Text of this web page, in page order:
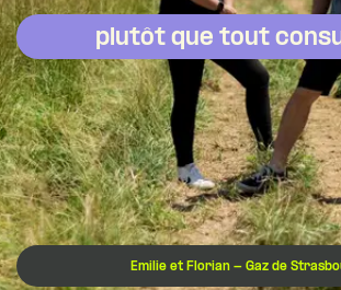
plutôt que tout
Emilie et Florian - Gaz de